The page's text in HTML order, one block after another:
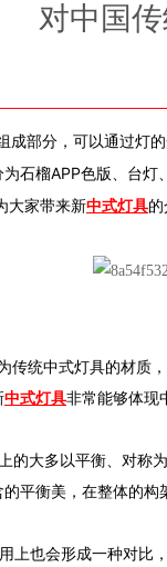
对中国
，可以通过灯的光
色版、台灯、
大家带来新中式灯具的
中式灯具的材质，主
中式灯具非常能够体现中
的大多以平衡、对
美，在整体的构
上也会形成一种对比